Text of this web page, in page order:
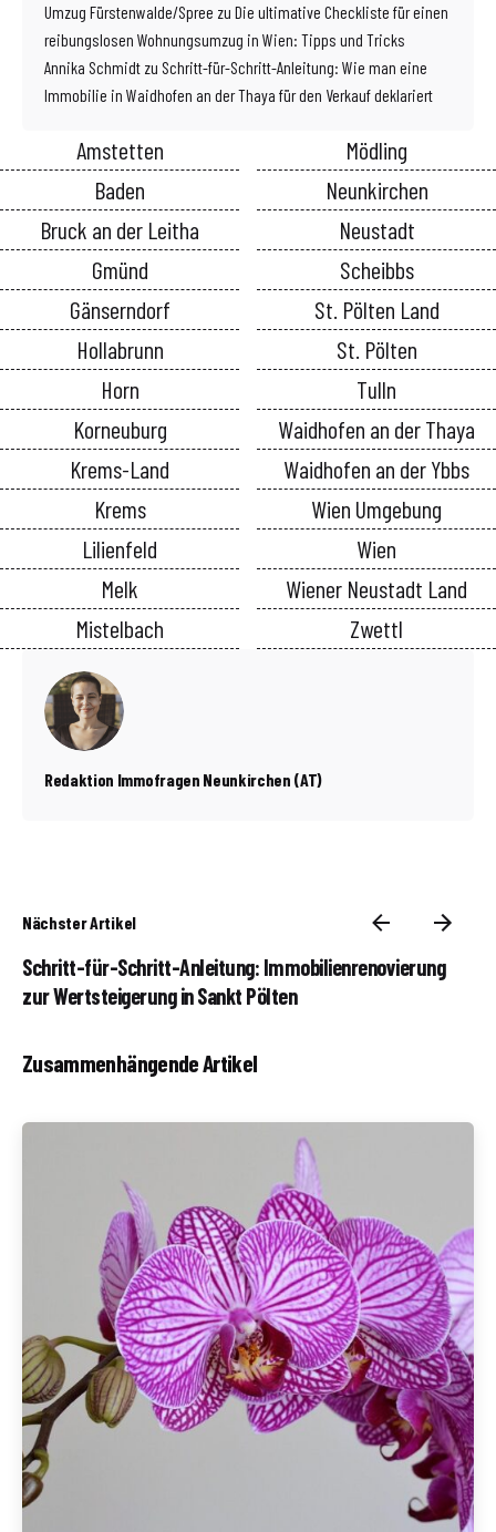
Umzug Fürstenwalde/Spree zu Die ultimative Checkliste für einen
reibungslosen Wohnungsumzug in Wien: Tipps und Tricks
Annika Schmidt zu Schritt-für-Schritt-Anleitung: Wie man eine
Immobilie in Waidhofen an der Thaya für den Verkauf deklariert
Amstetten
Baden
Bruck an der Leitha
Gmünd
Gänserndorf
Hollabrunn
Horn
Korneuburg
Krems-Land
Krems
Lilienfeld
Melk
Mistelbach
Mödling
Neunkirchen
Neustadt
Scheibbs
St. Pölten Land
St. Pölten
Tulln
Waidhofen an der Thaya
Waidhofen an der Ybbs
Wien Umgebung
Wien
Wiener Neustadt Land
Zwettl
Redaktion Immofragen Neunkirchen (AT)
Nächster Artikel
Schritt-für-Schritt-Anleitung: Immobilienrenovierung
zur Wertsteigerung in Sankt Pölten
Zusammenhängende Artikel